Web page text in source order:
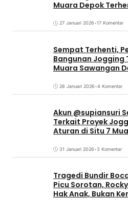
Muara Depok
27 Januari 2026•17 Komentar
Sempat Terhenti,
Bangunan Jogging
Muara Sawangan
28 Januari 2026•4 Komentar
Akun @supiansuri
Terkait Proyek
Aturan di Situ 7
31 Januari 2026•3 Komentar
Tragedi Bundir
Picu Sorotan,
Hak Anak, Bukan